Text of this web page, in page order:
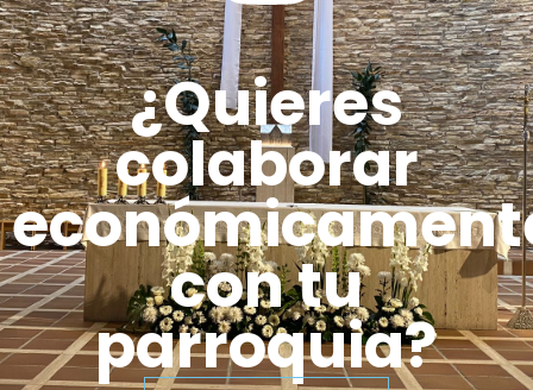
¿Quieres
colaborar
con tu
parroquia?